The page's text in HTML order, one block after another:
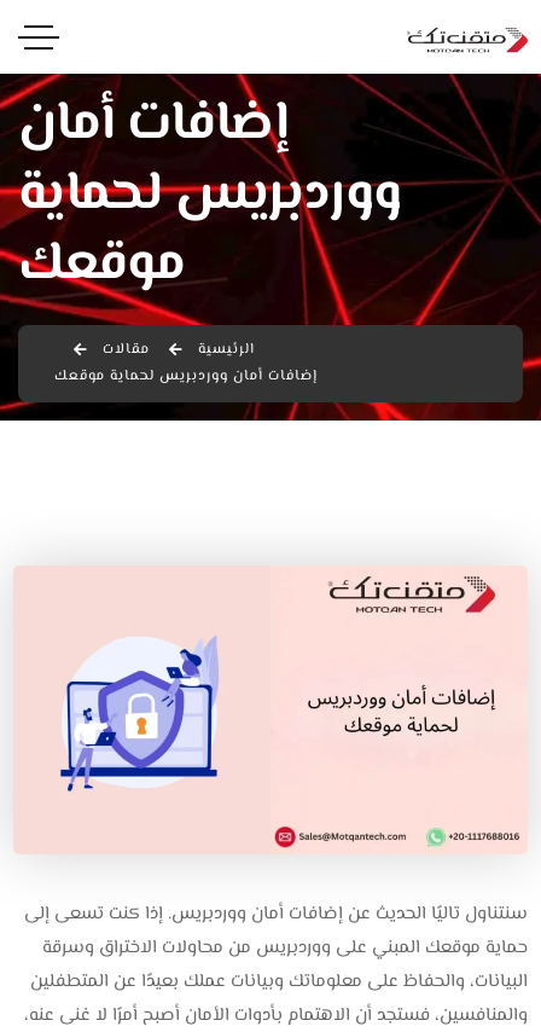
إضافات أمان
ووردبريس لحماية
موقعك
الرئيسية
مقالات
إضافات أمان ووردبريس لحماية موقعك
سنتناول تاليًا الحديث عن إضافات أمان ووردبريس. إذا كنت تسعى إلى
حماية موقعك المبني على ووردبريس من محاولات الاختراق وسرقة
البيانات، والحفاظ على معلوماتك وبيانات عملك بعيدًا عن المتطفلين
والمنافسين، فستجد أن الاهتمام بأدوات الأمان أصبح أمرًا لا غنى عنه،